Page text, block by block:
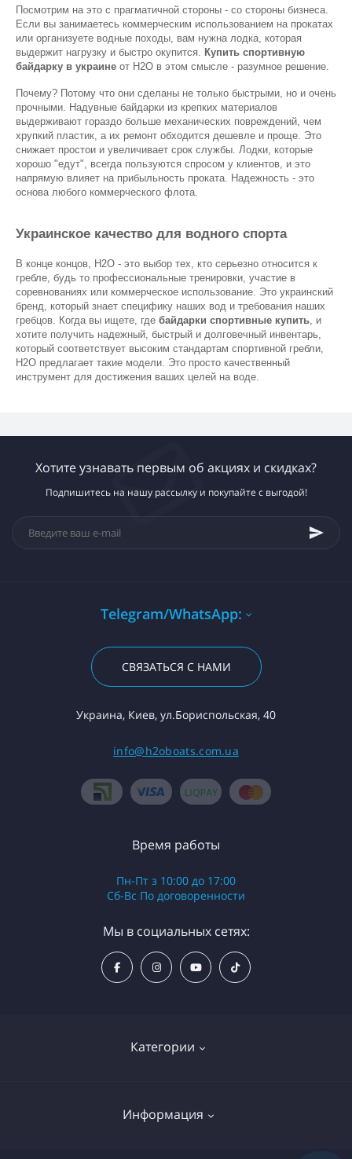
Посмотрим на это с прагматичной стороны - со стороны бизнеса.
Если вы занимаетесь коммерческим использованием на прокатах
или организуете водные походы, вам нужна лодка, которая
выдержит нагрузку и быстро окупится. Купить спортивную
байдарку в украине от H2O в этом смысле - разумное решение.
Почему? Потому что они сделаны не только быстрыми, но и очень
прочными. Надувные байдарки из крепких материалов
выдерживают гораздо больше механических повреждений, чем
хрупкий пластик, а их ремонт обходится дешевле и проще. Это
снижает простои и увеличивает срок службы. Лодки, которые
хорошо "едут", всегда пользуются спросом у клиентов, и это
напрямую влияет на прибыльность проката. Надежность - это
основа любого коммерческого флота.
Украинское качество для водного спорта
В конце концов, H2O - это выбор тех, кто серьезно относится к
гребле, будь то профессиональные тренировки, участие в
соревнованиях или коммерческое использование. Это украинский
бренд, который знает специфику наших вод и требования наших
гребцов. Когда вы ищете, где байдарки спортивные купить, и
хотите получить надежный, быстрый и долговечный инвентарь,
который соответствует высоким стандартам спортивной гребли,
H2O предлагает такие модели. Это просто качественный
инструмент для достижения ваших целей на воде.
Хотите узнавать первым об акциях и скидках?
Подпишитесь на нашу рассылку и покупайте с выгодой!
Telegram/WhatsApp:
СВЯЗАТЬСЯ С НАМИ
Украина, Киев, ул.Бориспольская, 40
info@h2oboats.com.ua
Категории
Надувные байдарки (каяки)
Информация
Время работы
Пн-Пт з 10:00 до 17:00
Сб-Вс По договоренности
Мы в социальных сетях: